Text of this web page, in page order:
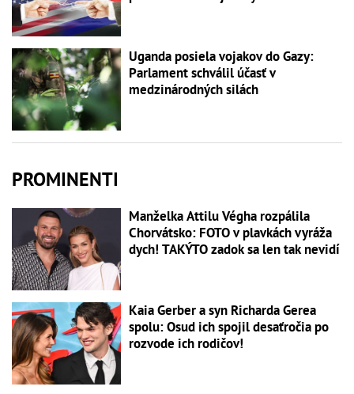
Uganda posiela vojakov do Gazy:
Parlament schválil účasť v
medzinárodných silách
PROMINENTI
Manželka Attilu Végha rozpálila
Chorvátsko: FOTO v plavkách vyráža
dych! TAKÝTO zadok sa len tak nevidí
Kaia Gerber a syn Richarda Gerea
spolu: Osud ich spojil desaťročia po
rozvode ich rodičov!